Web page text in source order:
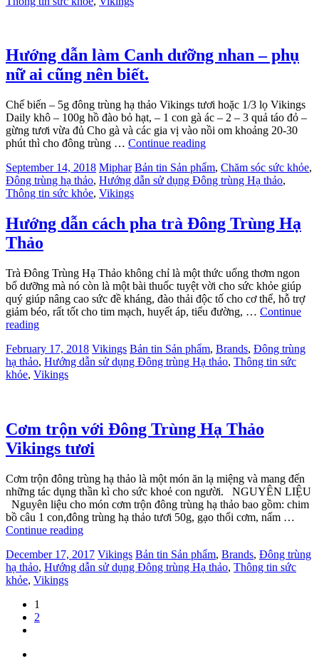
Hướng dẫn làm Canh dưỡng nhan – phụ
nữ ai cũng nên biết.
Chế biến – 5g đông trùng hạ thảo Vikings tươi hoặc 1/3 lọ Vikings
Daily khô – 100g hồ đào bỏ hạt, – 1 con gà ác – 2 – 3 quả táo đỏ –
gừng tươi vừa đủ Cho gà và các gia vị vào nồi om khoảng 20-30
phút thì cho đông trùng … Continue reading
September 14, 2018 Miphar Bản tin Sản phẩm, Chăm sóc sức khỏe,
Đông trùng hạ thảo, Hướng dẫn sử dụng Đông trùng Hạ thảo,
Thông tin sức khỏe, Vikings
Hướng dẫn cách pha trà Đông Trùng Hạ
Thảo
Trà Đông Trùng Hạ Thảo không chỉ là một thức uống thơm ngon
bổ dưỡng mà nó còn là một bài thuốc tuyệt vời cho sức khỏe giúp
quý giúp nâng cao sức đề kháng, đào thải độc tố cho cơ thể, hỗ trợ
giảm béo, rất tốt cho tim mạch, huyết áp, tiểu đường, … Continue
reading
February 17, 2018 Vikings Bản tin Sản phẩm, Brands, Đông trùng
hạ thảo, Hướng dẫn sử dụng Đông trùng Hạ thảo, Thông tin sức
khỏe, Vikings
Cơm trộn với Đông Trùng Hạ Thảo
Vikings tươi
Cơm trộn đông trùng hạ thảo là một món ăn lạ miệng và mang đến
những tác dụng thần kì cho sức khoẻ con người. NGUYÊN LIỆU
Nguyên liệu cho món cơm trộn đông trùng hạ thảo bao gồm: chim
bồ câu 1 con,đông trùng hạ thảo tươi 50g, gạo thổi cơm, nấm …
Continue reading
December 17, 2017 Vikings Bản tin Sản phẩm, Brands, Đông trùng
hạ thảo, Hướng dẫn sử dụng Đông trùng Hạ thảo, Thông tin sức
khỏe, Vikings
1
2